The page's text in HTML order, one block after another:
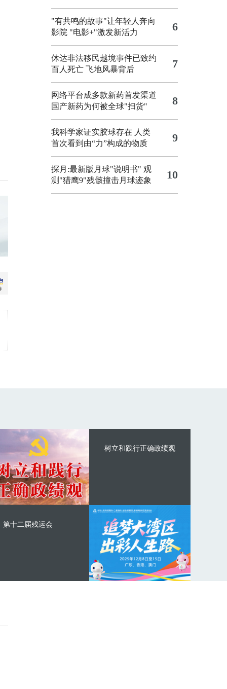
"有共鸣的故事"让年轻人奔向
影院 "电影+"激发新活力 6
休达非法移民越境事件已致约
百人死亡 飞地风暴背后 7
网络平台成多款新药首发渠道
国产新药为何被全球"扫货"
8
我科学家证实胶球存在 人类
首次看到由“力”构成的物质
9
探月:最新版月球"说明书" 观
测"猎鹰9"残骸撞击月球迹象
10
树立和践行正确政绩观
第十二届残运会